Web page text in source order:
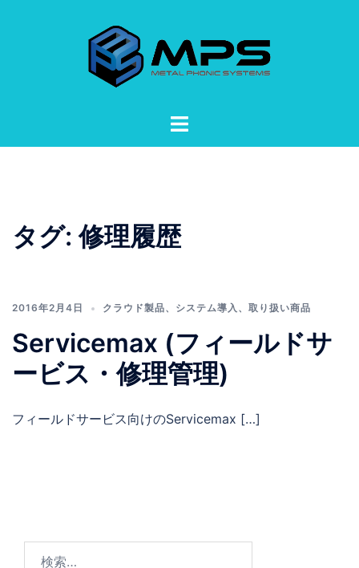
ト
ュ
ー
タグ:修理履歴
2016年2月4日 クラウド製品、 システム導入 、 取り扱い商品
Servicemax (フィールドサ
ービス・修理管理)
フィールドサービス向けのServicemax […]